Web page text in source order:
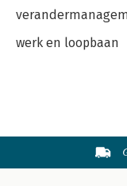
werk en loopbaan